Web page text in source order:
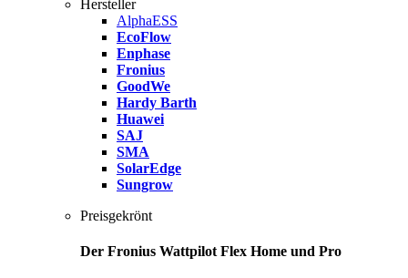
Hersteller
AlphaESS
EcoFlow
Enphase
Fronius
GoodWe
Hardy Barth
Huawei
SAJ
SMA
SolarEdge
Sungrow
Preisgekrönt
Der Fronius Wattpilot Flex Home und Pro